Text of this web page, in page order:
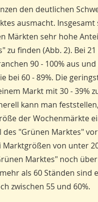
den deutlichen
ausmacht. Insgesamt
Märkten sehr hohe
zu finden (Abb. 2). Bei
90 - 100% aus
bei 60 - 89%. Die
Markt mit 30 - 39%
kann man
der Wochenmärkte
des "Grünen Marktes"
Marktgrößen von unter
Marktes" noch über
als 60 Ständen sind
zwischen 55 und 60%.